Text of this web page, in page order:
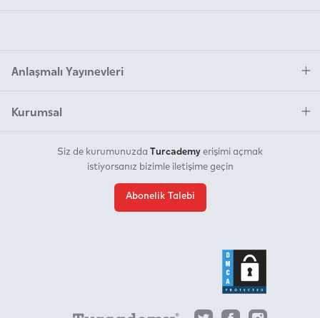
Anlaşmalı Yayınevleri
Kurumsal
Siz de kurumunuzda Turcademy erişimi açmak
istiyorsanız bizimle iletişime geçin
Abonelik Talebi